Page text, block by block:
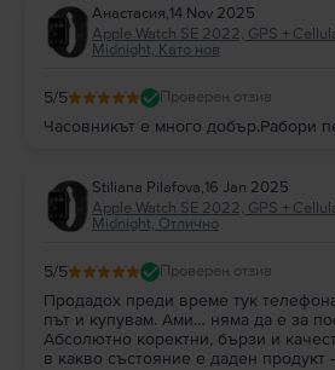
Анастасия,14 Nov 2025
Apple Watch SE 2022, GPS +
Midnight, Като нов
5/5 Проверен отзив
Часовникът е много добър.Рабори
Stiliana Pilafova,16 Jan 2025
Apple Watch SE 2022, GPS +
Midnight, Отлично
5/5 Проверен отзив
Продадох преди време тук
път и купувам. Ами… няма да е за
Абсолютно коректни, бързи и
в какво състояние е даден